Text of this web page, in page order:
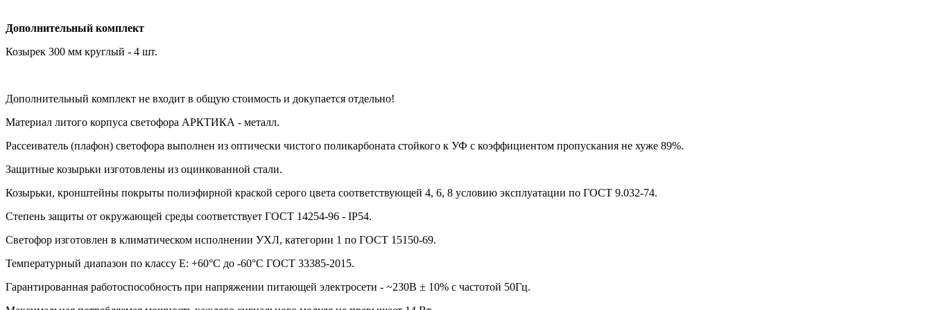
Дополнительный комплект
Козырек 300 мм круглый - 4 шт.
Дополнительный комплект не входит в общую стоимость и докупается отдельно!
Материал литого корпуса светофора АРКТИКА - металл.
Рассеиватель (плафон) светофора выполнен из оптически чистого поликарбоната стойкого к УФ с коэффициентом пропускания не хуже 89%.
Защитные козырьки изготовлены из оцинкованной стали.
Козырьки, кронштейны покрыты полиэфирной краской серого цвета соответствующей 4, 6, 8 условию эксплуатации по ГОСТ 9.032-74.
Степень защиты от окружающей среды соответствует ГОСТ 14254-96 - IP54.
Светофор изготовлен в климатическом исполнении УХЛ, категории 1 по ГОСТ 15150-69.
Температурный диапазон по классу Е: +60°С до -60°С ГОСТ 33385-2015.
Гарантированная работоспособность при напряжении питающей электросети - ~230В ± 10% с частотой 50Гц.